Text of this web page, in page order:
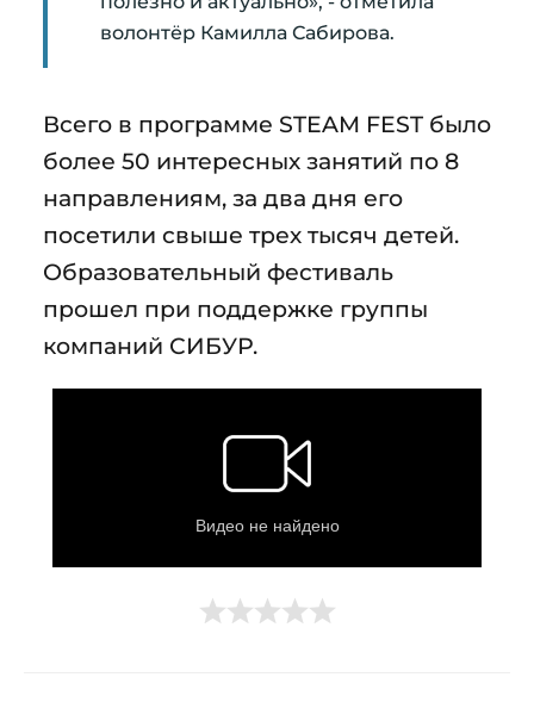
волонтёр Камилла Сабирова.
Всего в программе STEAM FEST было
более 50 интересных занятий по 8
направлениям, за два дня его
посетили свыше трех тысяч детей.
Образовательный фестиваль
прошел при поддержке группы
компаний СИБУР.